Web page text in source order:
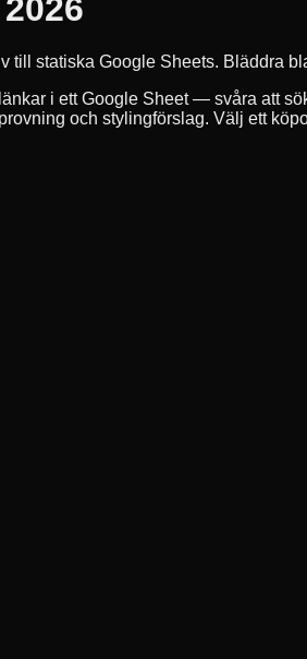
till statiska Google Sheets. Bläddra
i ett Google Sheet — svåra att
och stylingförslag. Välj ett